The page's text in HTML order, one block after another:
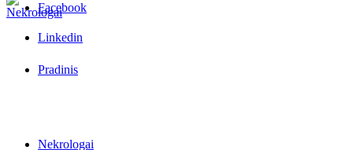
Facebook
Linkedin
Pradinis
Nekrologai